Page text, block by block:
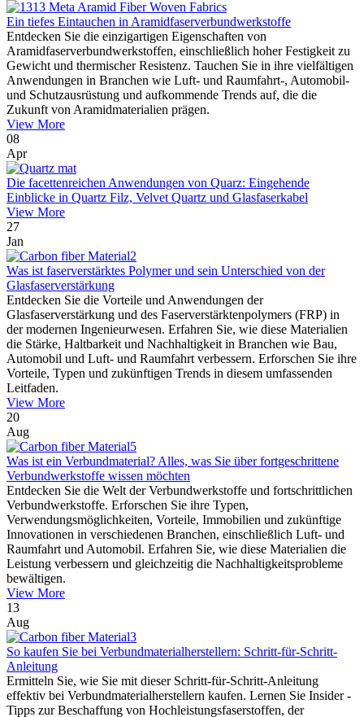
Ein tiefes Eintauchen in Aramidfaserverbundwerkstoffe
Entdecken Sie die einzigartigen Eigenschaften von
Aramidfaserverbundwerkstoffen, einschließlich hoher Festigkeit zu
Gewicht und thermischer Resistenz. Tauchen Sie in ihre vielfältigen
Anwendungen in Branchen wie Luft- und Raumfahrt-, Automobil-
und Schutzausrüstung und aufkommende Trends auf, die die
Zukunft von Aramidmaterialien prägen.
View More
08
Apr
Die facettenreichen Anwendungen von Quarz: Eingehende
Einblicke in Quartz Filz, Velvet Quartz und Glasfaserkabel
View More
27
Jan
Was ist faserverstärktes Polymer und sein Unterschied von der
Glasfaserverstärkung
Entdecken Sie die Vorteile und Anwendungen der
Glasfaserverstärkung und des Faserverstärktenpolymers (FRP) in
der modernen Ingenieurwesen. Erfahren Sie, wie diese Materialien
die Stärke, Haltbarkeit und Nachhaltigkeit in Branchen wie Bau,
Automobil und Luft- und Raumfahrt verbessern. Erforschen Sie ihre
Vorteile, Typen und zukünftigen Trends in diesem umfassenden
Leitfaden.
View More
20
Aug
Was ist ein Verbundmaterial? Alles, was Sie über fortgeschrittene
Verbundwerkstoffe wissen möchten
Entdecken Sie die Welt der Verbundwerkstoffe und fortschrittlichen
Verbundwerkstoffe. Erforschen Sie ihre Typen,
Verwendungsmöglichkeiten, Vorteile, Immobilien und zukünftige
Innovationen in verschiedenen Branchen, einschließlich Luft- und
Raumfahrt und Automobil. Erfahren Sie, wie diese Materialien die
Leistung verbessern und gleichzeitig die Nachhaltigkeitsprobleme
bewältigen.
View More
13
Aug
So kaufen Sie bei Verbundmaterialherstellern: Schritt-für-Schritt-
Anleitung
Ermitteln Sie, wie Sie mit dieser Schritt-für-Schritt-Anleitung
effektiv bei Verbundmaterialherstellern kaufen. Lernen Sie Insider -
Tipps zur Beschaffung von Hochleistungsfaserstoffen, der